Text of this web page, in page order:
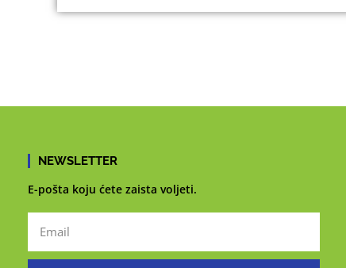
NEWSLETTER
E-pošta koju ćete zaista voljeti.